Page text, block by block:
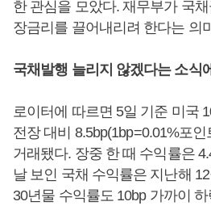
한 관심을 모았다. 재무부가 국
장금리를 끌어내리려 한다는 의
국채발행 늘리지 않겠다는 소식
로이터에 따르면 5일 기준 미국
전장 대비 8.5bp(1bp=0.01%포인
거래됐다. 장중 한 때 수익률은
날 보인 국채 수익률은 지난해
30년물 수익률도 10bp 가까이